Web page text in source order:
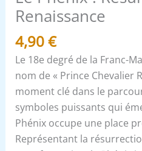
Renaissance
4,90€
Le 18e degré de la Franc-
nom de « Prince Chevalier
moment clé dans le
symboles puissants qui
Phénix occupe une place
Représentant la